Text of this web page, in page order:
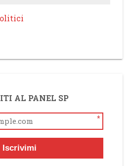
AL PANEL SP
*
Iscrivimi